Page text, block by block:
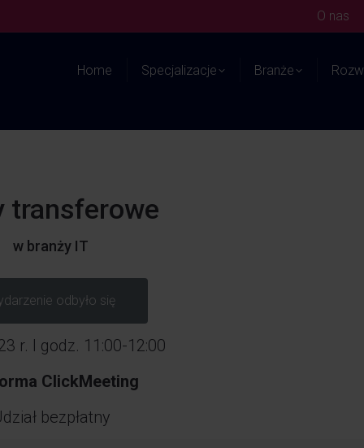
O nas
Home Specjalizacje Branże
transferowe
w branży IT
odbyło się
r. I godz. 11:00-12:00
ClickMeeting
bezpłatny